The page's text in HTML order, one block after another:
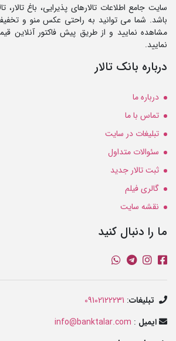
سایت جامع اطلاعات تالارهای پذیرایی، باغ
باشد. شما می توانید به راحتی عکس منو و
مشاهده نمایید و از طریق پیش فاکتور آنلاین
نمایید.
درباره بانک تالار
درباره ما
تماس با ما
تبلیغات در سایت
سئوالات متداول
ثبت تالار جدید
گالری فیلم
نقشه سایت
ما را دنبال کنید
تبلیغات:
09102122231
ایمیل :
info@banktalar.com